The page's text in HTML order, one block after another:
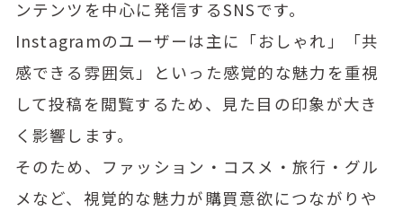
ンテンツを中心に発信するSNSです。
Instagramのユーザーは主に「おしゃれ」「共
感できる雰囲気」といった感覚的な魅力を重視
して投稿を閲覧するため、見た目の印象が大き
く影響します。
そのため、ファッション・コスメ・旅行・グル
メなど、視覚的な魅力が購買意欲につながりや